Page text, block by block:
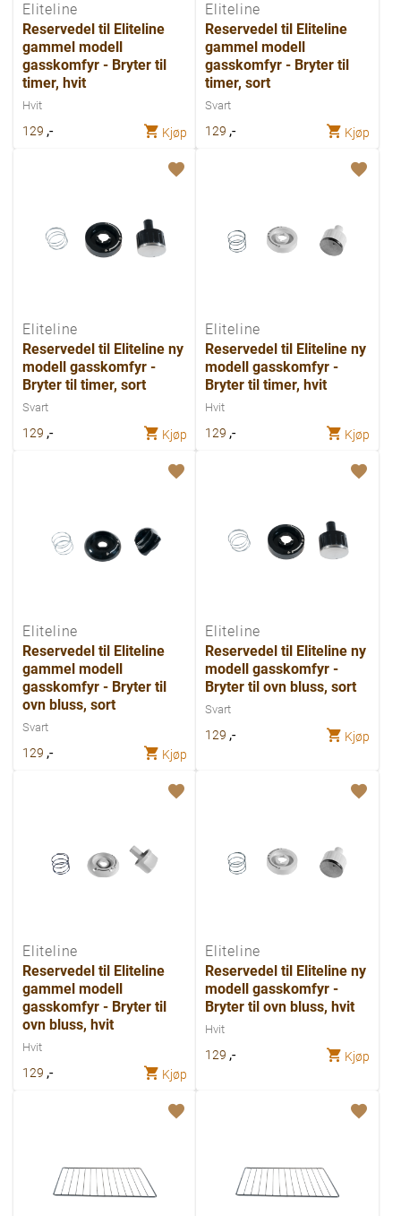
Eliteline
Reservedel til Eliteline
gammel modell
gasskomfyr - Bryter til
timer, hvit
Hvit
129 ,- Kjøp
Eliteline
Reservedel til Eliteline
gammel modell
gasskomfyr - Bryter til
timer, sort
Svart
129 ,- Kjøp
Eliteline
Reservedel til Eliteline ny
modell gasskomfyr -
Bryter til timer, sort
Svart
129 ,- Kjøp
Eliteline
Reservedel til Eliteline ny
modell gasskomfyr -
Bryter til timer, hvit
Hvit
129 ,- Kjøp
Eliteline
Reservedel til Eliteline
gammel modell
gasskomfyr - Bryter til
ovn bluss, sort
Svart
129 ,- Kjøp
Eliteline
Reservedel til Eliteline ny
modell gasskomfyr -
Bryter til ovn bluss, sort
Svart
129 ,- Kjøp
Eliteline
Reservedel til Eliteline
gammel modell
gasskomfyr - Bryter til
ovn bluss, hvit
Hvit
129 ,- Kjøp
Eliteline
Reservedel til Eliteline ny
modell gasskomfyr -
Bryter til ovn bluss, hvit
Hvit
129 ,- Kjøp